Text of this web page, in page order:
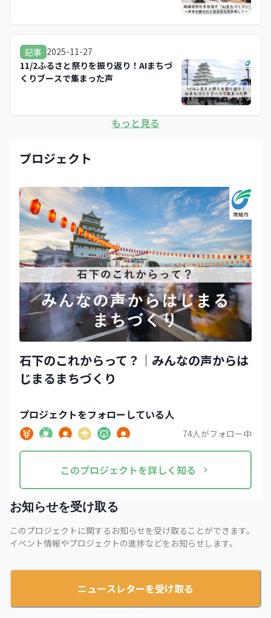
記事 2025-11-27
11/2ふるさと祭りを振り返り！AIまちづ
くりブースで集まった声
もっと見る
プロジェクト
石下のこれからって？｜みんなの声からは
じまるまちづくり
プロジェクトをフォローしている人
74人がフォロー中
このプロジェクトを詳しく知る
お知らせを受け取る
このプロジェクトに関するお知らせを受け取ることができます。
イベント情報やプロジェクトの進捗などをお知らせします。
ニュースレターを受け取る